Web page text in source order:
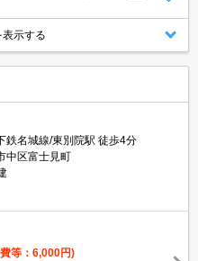
示する
鉄名城線/東別院駅 徒歩4分
中区富士見町
等：6,000円)